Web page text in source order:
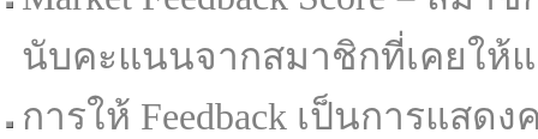
นับคะแนนจากสมาชิกที่เคยให้
การให้ Feedback เป็นการแส